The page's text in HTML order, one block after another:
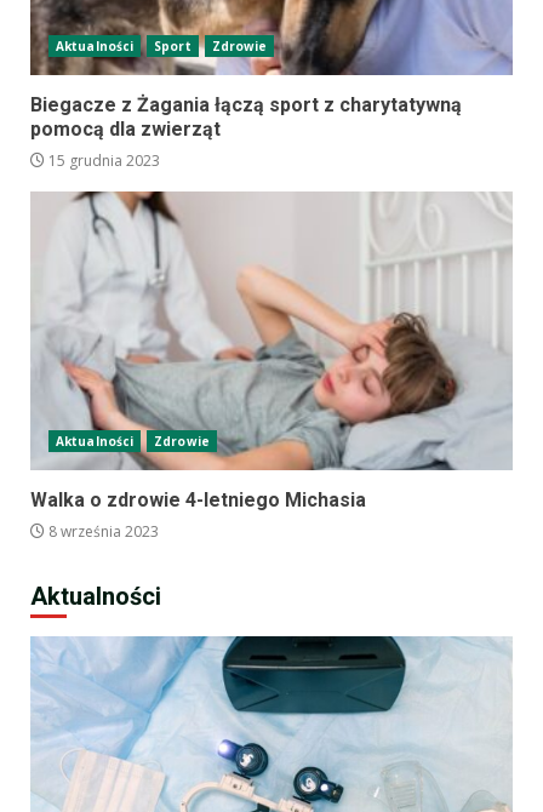
Aktualności Sport Zdrowie
Biegacze z Żagania łączą sport z charytatywną
pomocą dla zwierząt
15 grudnia 2023
Aktualności Zdrowie
Walka o zdrowie 4-letniego Michasia
8 września 2023
Aktualności